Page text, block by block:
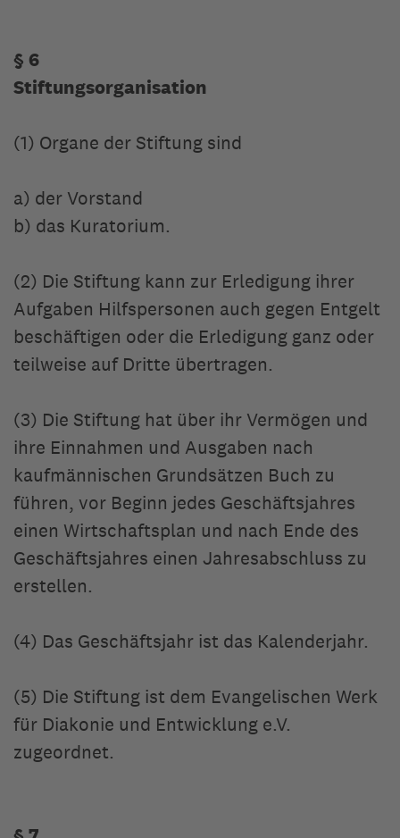
§ 6
Stiftungsorganisation
(1) Organe der Stiftung sind
a) der Vorstand
b) das Kuratorium.
(2) Die Stiftung kann zur Erledigung ihrer
Aufgaben Hilfspersonen auch gegen Entgelt
beschäftigen oder die Erledigung ganz oder
teilweise auf Dritte übertragen.
(3) Die Stiftung hat über ihr Vermögen und
ihre Einnahmen und Ausgaben nach
kaufmännischen Grundsätzen Buch zu
führen, vor Beginn jedes Geschäftsjahres
einen Wirtschaftsplan und nach Ende des
Geschäftsjahres einen Jahresabschluss zu
erstellen.
(4) Das Geschäftsjahr ist das Kalenderjahr.
(5) Die Stiftung ist dem Evangelischen Werk
für Diakonie und Entwicklung e.V.
zugeordnet.